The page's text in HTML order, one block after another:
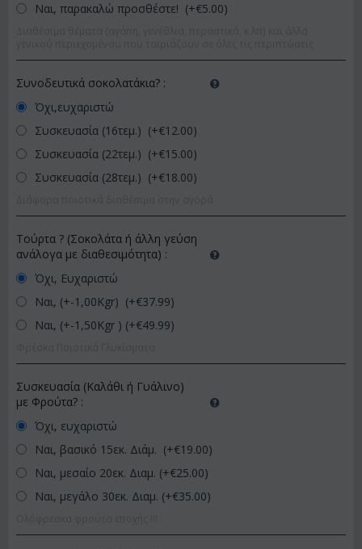
Ναι, παρακαλώ προσθέστε! (+€5.00)
Συνοδευτικά σοκολατάκια? :
Όχι,ευχαριστώ
Συσκευασία (16τεμ.) (+€12.00)
Συσκευασία (22τεμ.) (+€15.00)
Συσκευασία (28τεμ.) (+€18.00)
Τούρτα ? (Σοκολάτα ή άλλη γεύση
ανάλογα με διαθεσιμότητα) :
Όχι, Ευχαριστώ
Ναι, (+-1,00Kgr) (+€37.99)
Ναι, (+-1,50Kgr ) (+€49.99)
Συσκευασία (Καλάθι ή Γυάλινο)
με Φρούτα? :
Όχι, ευχαριστώ
Ναι, βασικό 15εκ. Διάμ. (+€19.00)
Ναι, μεσαίο 20εκ. Διαμ. (+€25.00)
Ναι, μεγάλο 30εκ. Διαμ. (+€35.00)